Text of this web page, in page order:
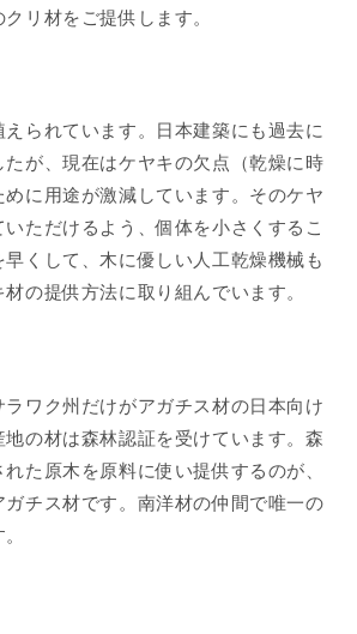
リ材をご提供します。
られています。日本建築にも過去に
が、現在はケヤキの欠点（乾燥に時
に用途が激減しています。そのケヤ
ただけるよう、個体を小さくするこ
くして、木に優しい人工乾燥機械も
の提供方法に取り組んでいます。
ワク州だけがアガチス材の日本向け
の材は森林認証を受けています。森
た原木を原料に使い提供するのが、
チス材です。南洋材の仲間で唯一の